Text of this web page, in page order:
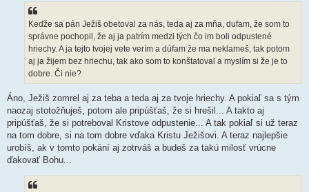
Keďže sa pán Ježiš obetoval za nás, teda aj za mňa, dufam, že som to
správne pochopil, že aj ja patrím medzi tých čo im boli odpustené
hriechy. A ja tejto tvojej vete verím a dúfam že ma neklameš, tak potom
aj ja žijem bez hriechu, tak ako som to konštatoval a myslím si že je to
dobre. Či nie?
Áno, Ježiš zomrel aj za teba a teda aj za tvoje hriechy. A pokiaľ sa s tým
naozaj stotožňuješ, potom ale pripúšťaš, že si hrešil... A takto aj
pripúšťaš, že si potreboval Kristove odpustenie... A tak pokiaľ si už teraz
na tom dobre, si na tom dobre vďaka Kristu Ježišovi. A teraz najlepšie
urobíš, ak v tomto pokání aj zotrváš a budeš za takú milosť vrúcne
ďakovať Bohu...